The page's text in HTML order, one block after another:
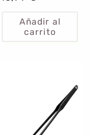
habitual
Añadir al
carrito